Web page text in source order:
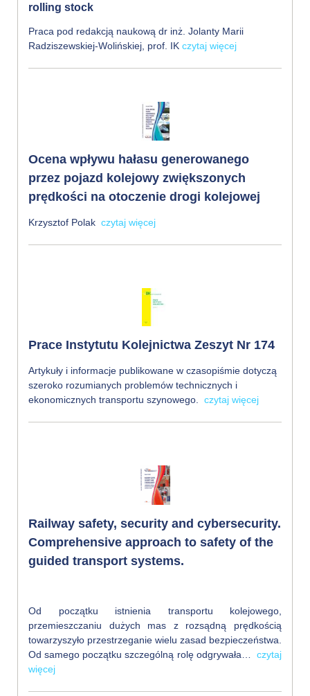
rolling stock
Praca pod redakcją naukową dr inż. Jolanty Marii
Radziszewskiej-Wolińskiej, prof. IK czytaj więcej
Ocena wpływu hałasu generowanego
przez pojazd kolejowy zwiększonych
prędkości na otoczenie drogi kolejowej
Krzysztof Polak czytaj więcej
Prace Instytutu Kolejnictwa Zeszyt Nr 174
Artykuły i informacje publikowane w czasopiśmie dotyczą
szeroko rozumianych problemów technicznych i
ekonomicznych transportu szynowego. czytaj więcej
Railway safety, security and cybersecurity.
Comprehensive approach to safety of the
guided transport systems.
Od początku istnienia transportu kolejowego,
przemieszczaniu dużych mas z rozsądną prędkością
towarzyszyło przestrzeganie wielu zasad bezpieczeństwa.
Od samego początku szczególną rolę odgrywała… czytaj
więcej